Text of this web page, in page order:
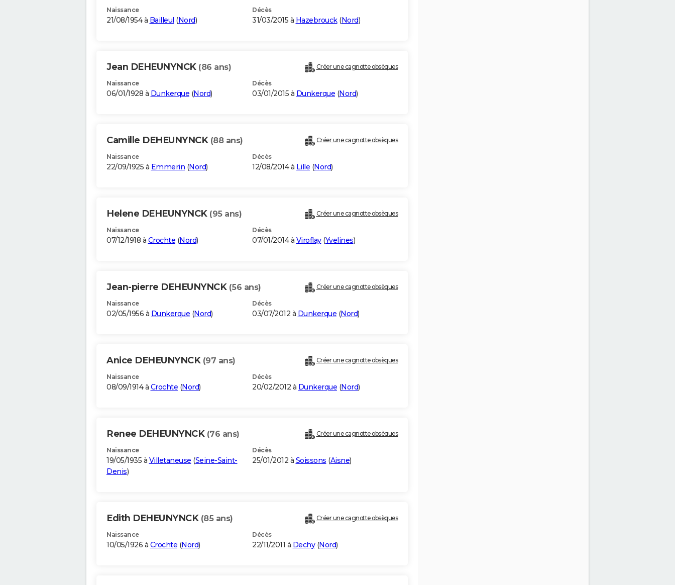
Naissance
21/08/1954 à Bailleul (Nord)
Décès
31/03/2015 à Hazebrouck(Nord)
Jean DEHEUNYNCK (86 ans) Créer une cagnotte obsèques
Naissance
06/01/1928 à Dunkerque (Nord)
Décès
03/01/2015 à Dunkerque (Nord)
Camille DEHEUNYNCK (88 ans) Créer une cagnotte obsèques
Naissance
22/09/1925 à Emmerin (Nord)
Décès
12/08/2014 à Lille (Nord)
Helene DEHEUNYNCK (95 ans) Créer une cagnotte obsèques
Naissance
07/12/1918 à Crochte (Nord)
Décès
07/01/2014 à Viroflay(Yvelines)
Jean-pierre DEHEUNYNCK (56 ans) Créer une cagnotte obsèques
Naissance
02/05/1956 à Dunkerque (Nord)
Décès
03/07/2012 à Dunkerque (Nord)
Anice DEHEUNYNCK (97 ans) Créer une cagnotte obsèques
Naissance
08/09/1914 à Crochte (Nord)
Décès
20/02/2012 à Dunkerque (Nord)
Renee DEHEUNYNCK (76 ans) Créer une cagnotte obsèques
Naissance
19/05/1935 à Villetaneuse (Seine-Saint-
Denis)
Décès
25/01/2012 à Soissons (Aisne)
Edith DEHEUNYNCK (85 ans) Créer une cagnotte obsèques
Naissance
10/05/1926 à Crochte (Nord)
Décès
22/11/2011 à Dechy(Nord)